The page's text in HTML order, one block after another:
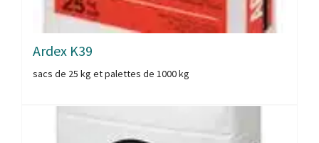
Ardex K39
sacs de 25 kg et palettes de 1000 kg